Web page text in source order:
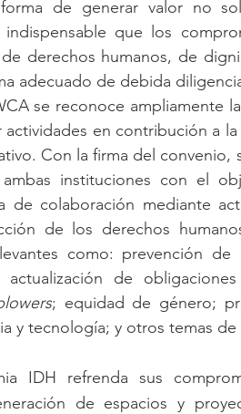
de generar valor no
que los
derechos humanos, de
adecuado de debida
se reconoce ampliamente
actividades en contribución a
Con la firma del convenio,
instituciones con el
de colaboración mediante
de los derechos
como: prevención
de
; equidad de género;
y tecnología; y otros temas
IDH refrenda sus
de espacios y